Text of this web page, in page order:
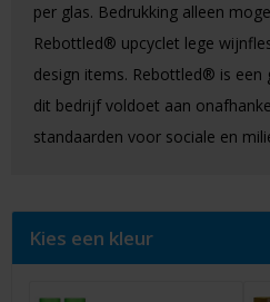
per glas. Bedrukking alleen
Rebottled® upcyclet lege
design items. Rebottled® is
dit bedrijf voldoet aan
standaarden voor sociale en
Kies een kleur